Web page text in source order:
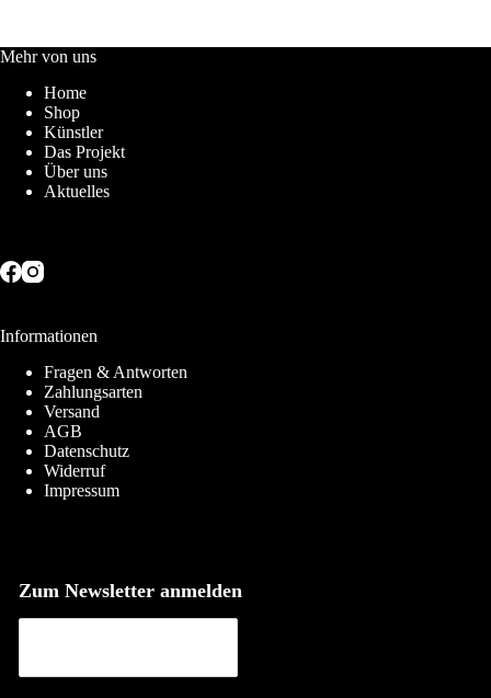
Mehr von uns
Home
Shop
Künstler
Das Projekt
Über uns
Aktuelles
Informationen
Fragen & Antworten
Zahlungsarten
Versand
AGB
Datenschutz
Widerruf
Impressum
Zum Newsletter anmelden